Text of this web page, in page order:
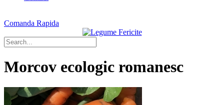
Comanda Rapida
Morcov ecologic romanesc